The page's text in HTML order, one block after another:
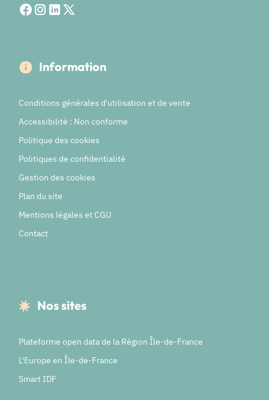
Information
Conditions générales d'utilisation et de vente
Accessibilité : Non conforme
Politique des cookies
Politiques de confidentialité
Gestion des cookies
Plan du site
Mentions légales et CGU
Contact
Nos sites
Plateforme open data de la Région Île-de-France
L'Europe en Île-de-France
Smart IDF